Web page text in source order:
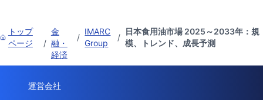
トップ
ページ
/
金
融・
経済
/
IMARC
Group
/
日本食用油市場 2025～2033年：規
模、トレンド、成長予測
運営会社